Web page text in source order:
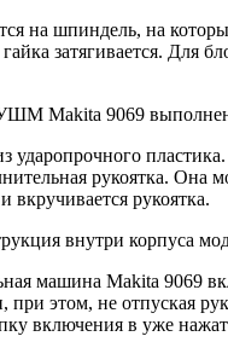
на шпиндель, на
затягивается. Для
Makita 9069 выполнен
ударопрочного
рукоятка. Она
вкручивается рукоятка.
внутри корпуса
машина Makita 9069
при этом, не отпуская
включения в уже